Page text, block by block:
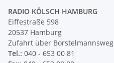
RADIO KÖLSCH HAMBURG
Eiffestraße 598
20537 Hamburg
Zufahrt über Borstelmannsweg
Tel.: 040 - 653 00 81